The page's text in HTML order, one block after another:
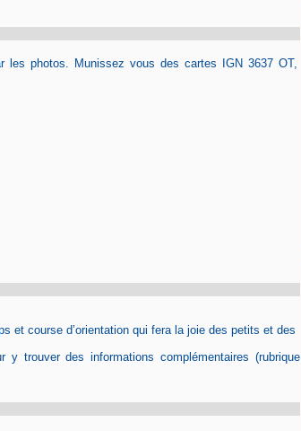
les photos. Munissez vous des cartes IGN 3637 OT,
et course d’orientation qui fera la joie des petits et des
trouver des informations complémentaires (rubrique